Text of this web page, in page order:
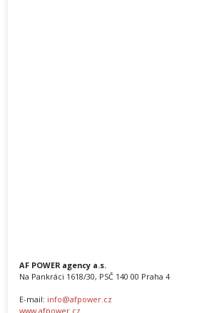
AF POWER agency a.s.
Na Pankráci 1618/30, PSČ 140 00 Praha 4
E-mail: info@afpower.cz
www.afpower.cz